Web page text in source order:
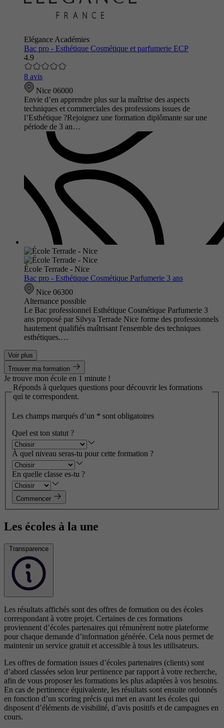
Elégance Académies
Bac pro - Esthétique Cosmétique et parfumerie ECP
4.9
8 avis
Nice 06000
Envie d’en apprendre plus sur la maîtrise des aspects
techniques et commerciales des professions issues de
l’Esthétique ?Rejoignez une formation diplômante sur une
période de 3 an…
École Terrade - Nice
Bac pro - Esthétique Cosmétique Parfumerie 3 ans
Nice 06300
Alternance possible
Le Bac professionnel Esthétique Cosmétique Parfumerie 3
ans proposé par Silvya Terrade Nice forme des professionnels
hautement qualifiés maîtrisant l'ensemble des techniques
esthétiques.…
Voir plus
Trouver ma formation
Je trouve mon école en 1 minute !
Réponds à quelques questions pour découvrir les formations
qui te correspondent.
Les champs marqués d’un * sont obligatoires
Quel est ton statut ?
À quel niveau seras-tu pour cette formation ?
En quelle classe es-tu ?
Commencer
Les écoles à la une
Transparence
Les résultats affichés sont des offres de formation ou des écoles
correspondant à votre projet. Certaines de ces formations
proviennent d’écoles partenaires qui rémunèrent notre plateforme
pour chaque demande d’information générée. Cela nous permet de
maintenir un service gratuit et accessible à tous les utilisateurs.
Les offres de formation issues d’écoles partenaires (clients) sont
d’abord classées selon leur pertinence par rapport à votre recherche,
afin de vous proposer les formations les plus adaptées à vos besoins.
En cas de pertinence équivalente, les résultats sont ensuite ordonnés
en fonction d’un scoring précis qui met en avant les écoles qui
disposent d’éléments de visibilité, d’avis positifs et de campagnes en
cours.